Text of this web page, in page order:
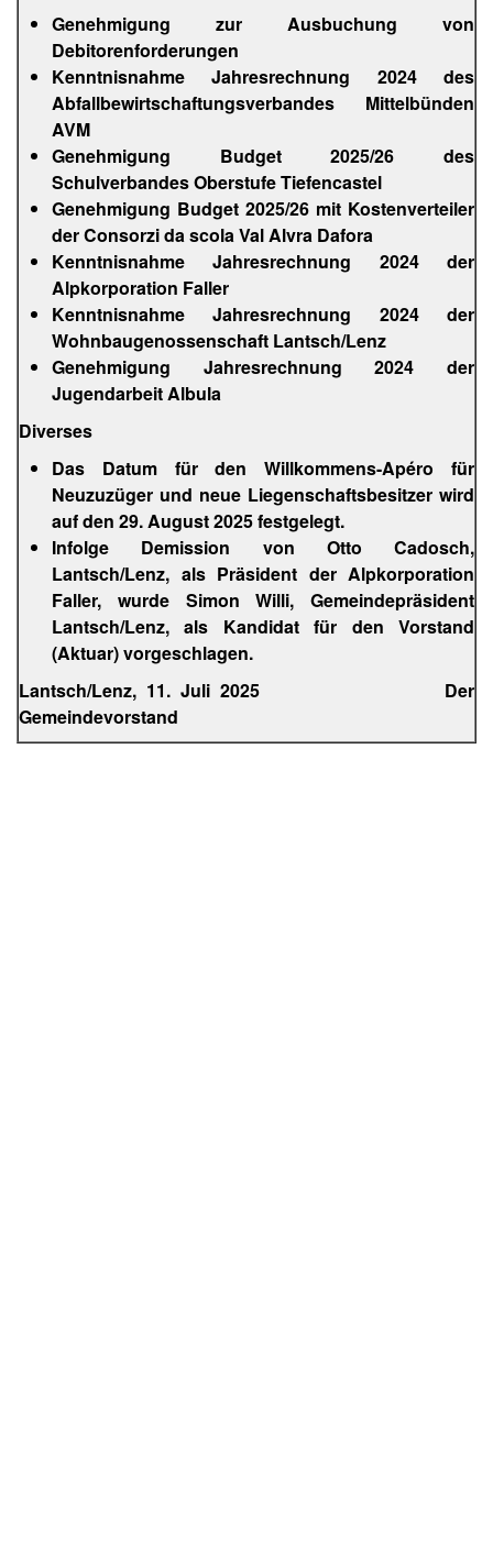
Genehmigung zur Ausbuchung von
Debitorenforderungen
Kenntnisnahme Jahresrechnung 2024 des
Abfallbewirtschaftungsverbandes Mittelbünden
AVM
Genehmigung Budget 2025/26 des
Schulverbandes Oberstufe Tiefencastel
Genehmigung Budget 2025/26 mit Kostenverteiler
der Consorzi da scola Val Alvra Dafora
Kenntnisnahme Jahresrechnung 2024 der
Alpkorporation Faller
Kenntnisnahme Jahresrechnung 2024 der
Wohnbaugenossenschaft Lantsch/Lenz
Genehmigung Jahresrechnung 2024 der
Jugendarbeit Albula
Diverses
Das Datum für den Willkommens-Apéro für
Neuzuzüger und neue Liegenschaftsbesitzer wird
auf den 29. August 2025 festgelegt.
Infolge Demission von Otto Cadosch,
Lantsch/Lenz, als Präsident der Alpkorporation
Faller, wurde Simon Willi, Gemeindepräsident
Lantsch/Lenz, als Kandidat für den Vorstand
(Aktuar) vorgeschlagen.
Lantsch/Lenz, 11. Juli 2025 Der
Gemeindevorstand